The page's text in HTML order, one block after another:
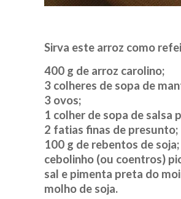
Sirva este arroz como
400 g de arroz carolino;
3 colheres de sopa de
3 ovos;
1 colher de sopa de salsa
2 fatias finas de presunto;
100 g de rebentos de soja;
cebolinho (ou coentros)
sal e pimenta preta do
molho de soja.